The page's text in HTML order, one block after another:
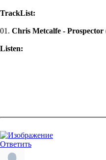
TrackList:
01. Chris Metcalfe -
Listen:
Ответить